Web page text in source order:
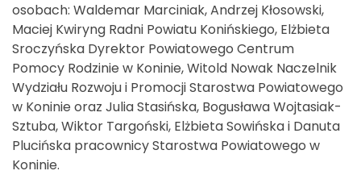
osobach: Waldemar Marciniak, Andrzej Kłosowski,
Maciej Kwiryng Radni Powiatu Konińskiego, Elżbieta
Sroczyńska Dyrektor Powiatowego Centrum
Pomocy Rodzinie w Koninie, Witold Nowak Naczelnik
Wydziału Rozwoju i Promocji Starostwa Powiatowego
w Koninie oraz Julia Stasińska, Bogusława Wojtasiak-
Sztuba, Wiktor Targoński, Elżbieta Sowińska i Danuta
Plucińska pracownicy Starostwa Powiatowego w
Koninie.